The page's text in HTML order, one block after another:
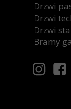
Drzwi
Drzwi
Drzwi
Bramy